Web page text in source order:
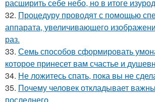
расширить себе небо, но в итоге
32. Процедуру проводят с помощью
аппарата, увеличивающего
раз.
33. Семь способов сформировать
которое принесет вам счастье и
34. Не ложитесь спать, пока вы не
35. Почему человек откладывает